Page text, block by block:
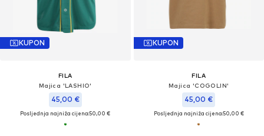
KUPON
FILA
Majica 'LASHIO'
45,00 €
Posljednja najniža cijena:50,00 €
KUPON
FILA
Majica 'COGOLIN'
45,00 €
Posljednja najniža cijena:50,00 €